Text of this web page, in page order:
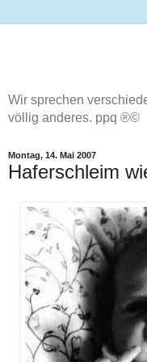
Wir sprechen
völlig anderes. ppq ®©
Montag, 14. Mai 2007
Haferschleim